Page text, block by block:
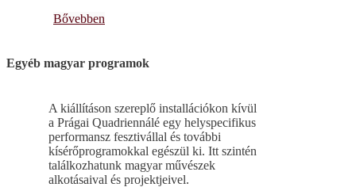
Bővebben
Egyéb magyar programok
A kiállításon szereplő installációkon kívül
a Prágai Quadriennálé egy helyspecifikus
performansz fesztivállal és további
kísérőprogramokkal egészül ki. Itt szintén
találkozhatunk magyar művészek
alkotásaival és projektjeivel.